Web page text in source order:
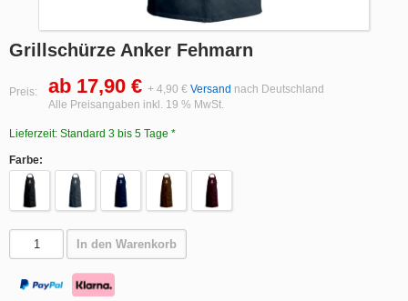
Grillschürze Anker Fehmarn
Preis: ab 17,90 € + 4,90 € Versand nach Deutschland
Alle Preisangaben inkl. 19 % MwSt.
Lieferzeit: Standard 3 bis 5 Tage *
Farbe:
In den Warenkorb